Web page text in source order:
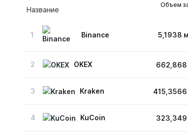
Название
Объем
1 Binance 5,1938
2 OKEX 662,868
3 Kraken
4 KuCoin 323,349